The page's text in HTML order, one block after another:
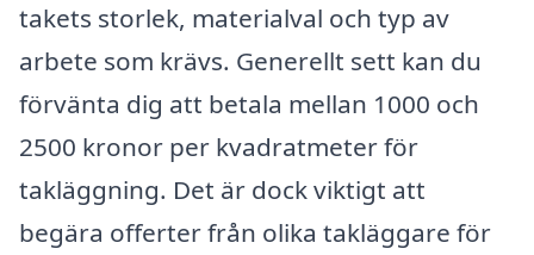
takets storlek, materialval och typ av
arbete som krävs. Generellt sett kan du
förvänta dig att betala mellan 1000 och
2500 kronor per kvadratmeter för
takläggning. Det är dock viktigt att
begära offerter från olika takläggare för